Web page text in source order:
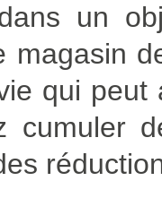
un
magasin
qui peut
cumuler